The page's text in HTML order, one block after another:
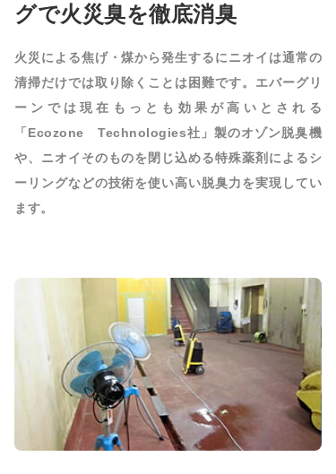
グで火災臭を徹底消臭
火災による焦げ・煤から発生するにニオイは通常の
清掃だけでは取り除くことは困難です。エバーグリ
ーンでは現在もっとも効果が高いとされる
「Ecozone Technologies社」製のオゾン脱臭機
や、ニオイそのものを閉じ込める特殊薬剤によるシ
ーリングなどの技術を使い高い脱臭力を実現してい
ます。